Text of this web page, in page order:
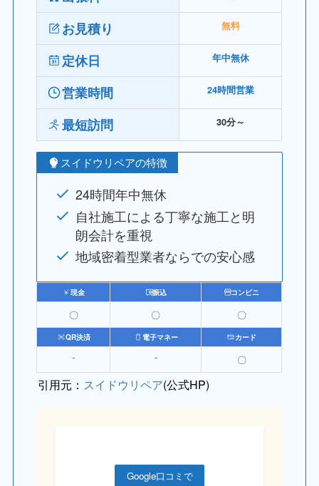
お見積り 無料
定休日 年中無休
営業時間 24時間営業
最短訪問 30分～
スイドウリペアの特徴
24時間年中無休
自社施工による丁寧な施工と明
朗会計を重視
地域密着型業者ならでの安心感
現金 振込 コンビニ
〇 〇 〇
QR決済 電子マネー カード
⁻ ⁻ 〇
引用元： スイドウリペア(公式HP)
Google口コミで